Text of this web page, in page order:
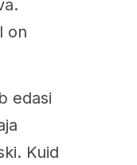
on
edasi
Kuid